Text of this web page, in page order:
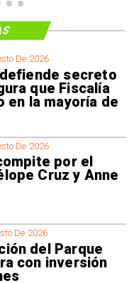
De 2026
secreto
que Fiscalía
en la mayoría de
De 2026
por el
Cruz y Anne
De 2026
del Parque
con inversión